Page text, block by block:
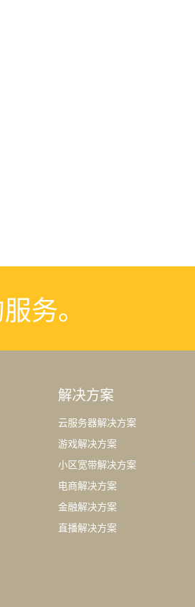
务。
解决方案
云服务器解决方案
游戏解决方案
小区宽带解决方案
电商解决方案
金融解决方案
直播解决方案